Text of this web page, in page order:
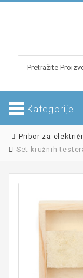
Kategorije
Pribor za
Set kružnih